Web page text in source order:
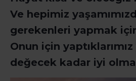
Ve hepimiz
gerekenleri yapmak
Onun için yaptıklarımız
değecek kadar iyi